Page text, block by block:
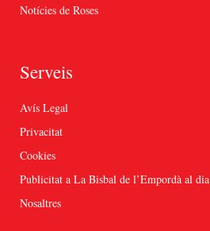
Notícies de Roses
Serveis
Avís Legal
Privacitat
Cookies
Publicitat a La Bisbal de l’Empordà al dia
Nosaltres